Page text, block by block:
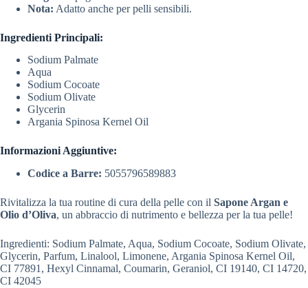
Nota: Adatto anche per pelli sensibili.
Ingredienti Principali:
Sodium Palmate
Aqua
Sodium Cocoate
Sodium Olivate
Glycerin
Argania Spinosa Kernel Oil
Informazioni Aggiuntive:
Codice a Barre: 5055796589883
Rivitalizza la tua routine di cura della pelle con il Sapone Argan e
Olio d’Oliva, un abbraccio di nutrimento e bellezza per la tua pelle!
Ingredienti: Sodium Palmate, Aqua, Sodium Cocoate, Sodium Olivate,
Glycerin, Parfum, Linalool, Limonene, Argania Spinosa Kernel Oil,
CI 77891, Hexyl Cinnamal, Coumarin, Geraniol, CI 19140, CI 14720,
CI 42045